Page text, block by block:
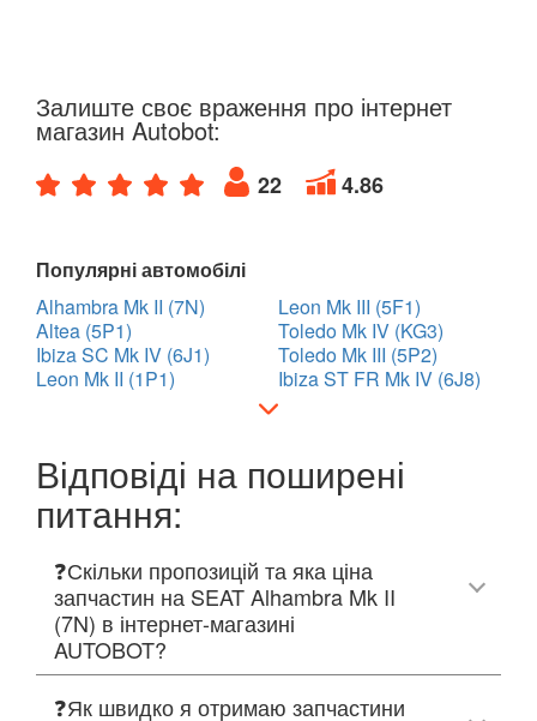
Залиште своє враження про інтернет
магазин Autobot:
22 4.86
Популярні автомобілі
Alhambra Mk II (7N)
Altea (5P1)
Ibiza SC Mk IV (6J1)
Leon Mk II (1P1)
Leon Mk III (5F1)
Toledo Mk IV (KG3)
Toledo Mk III (5P2)
Ibiza ST FR Mk IV (6J8)
Відповіді на поширені
питання:
❓Скільки пропозицій та яка ціна
запчастин на SEAT Alhambra Mk II
(7N) в інтернет-магазині
AUTOBOT?
❓Як швидко я отримаю запчастини